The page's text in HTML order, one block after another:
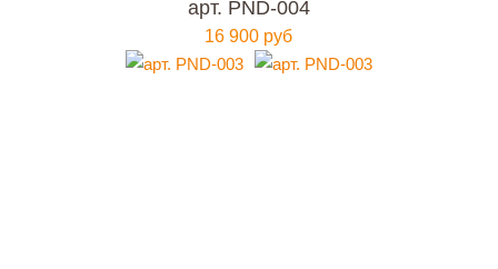
арт. PND-004
16 900 руб